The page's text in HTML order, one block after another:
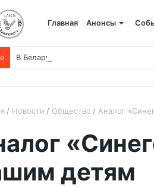
Главная Анонсы
В Беларуси пройдет 250-
Новости Общество Аналог
детям